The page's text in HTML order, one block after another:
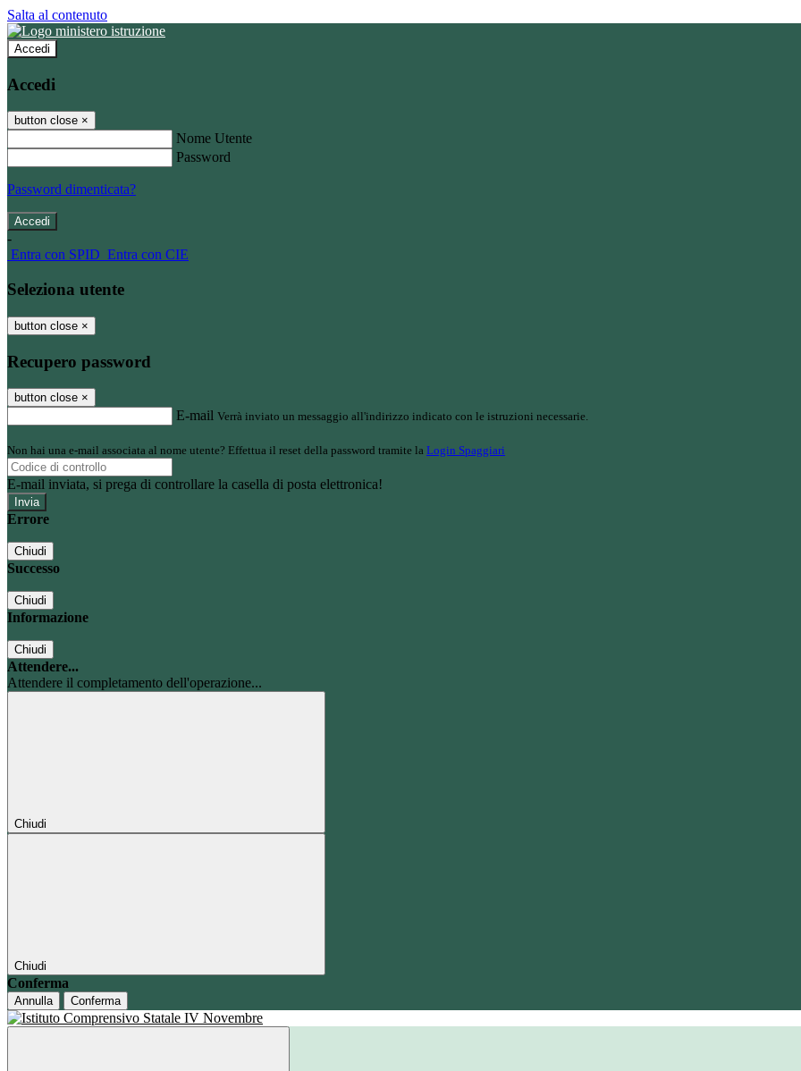
Salta al contenuto
Accedi
Accedi
button close ×
Nome Utente
Password
Password dimenticata?
-
Entra con SPID Entra con CIE
Seleziona utente
button close ×
Recupero password
button close ×
E-mail Verrà inviato un messaggio all'indirizzo indicato con le istruzioni necessarie.
Non hai una e-mail associata al nome utente? Effettua il reset della password tramite la Login Spaggiari
E-mail inviata, si prega di controllare la casella di posta elettronica!
Errore
Chiudi
Successo
Chiudi
Informazione
Chiudi
Attendere...
Attendere il completamento dell'operazione...
Chiudi
Chiudi
Conferma
Annulla Conferma